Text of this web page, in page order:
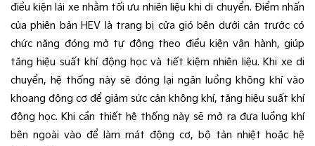
điều kiện lái xe nhằm tối ưu nhiên liệu khi di chuyển. Điểm nhấn
của phiên bản HEV là trang bị cửa gió bên dưới cản trước có
chức năng đóng mở tự động theo điều kiện vận hành, giúp
tăng hiệu suất khí động học và tiết kiệm nhiên liệu. Khi xe di
chuyển, hệ thống này sẽ đóng lại ngăn luồng không khí vào
khoang động cơ để giảm sức cản không khí, tăng hiệu suất khí
động học. Khi cần thiết hệ thống này sẽ mở ra đưa luồng khí
bên ngoài vào để làm mát động cơ, bộ tản nhiệt hoặc hệ